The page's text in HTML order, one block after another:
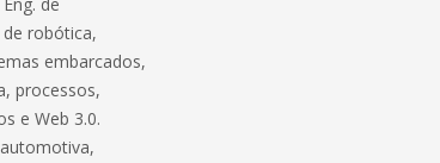
robótica,
embarcados,
processos,
e Web 3.0.